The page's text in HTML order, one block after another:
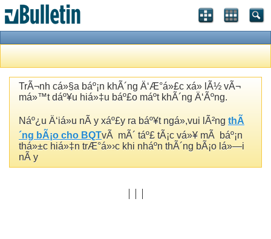
TrÃ¬nh cá»§a báº¡n khÃ´ng Ä‘Æ°á»£c xá»­ lÃ½ vÃ¬
má»™t dáº¥u hiá»‡u báº£o máº­t khÃ´ng Ä‘Ãºng.
Náº¿u Ä‘iá»u nÃ y xáº£y ra báº¥t ngá»,vui lÃ²ng thÃ
´ng bÃ¡o cho BQTvÃ mÃ´ táº£ tÃ¡c vá»¥ mÃ báº¡n
thá»±c hiá»‡n trÆ°á»›c khi nháº­n thÃ´ng bÃ¡o lá»—i
nÃ y